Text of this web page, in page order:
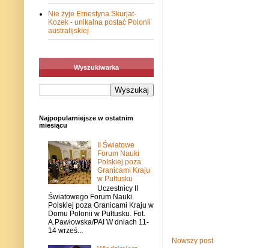
Nowszy post
Nie żyje Ernestyna Skurjat-
Kozek - unikalna postać Polonii
australijskiej
Wyszukiwarka
Najpopularniejsze w ostatnim
miesiącu
II Światowe
Forum Nauki
Polskiej poza
Granicami Kraju
w Pułtusku
Uczestnicy II
Światowego Forum Nauki
Polskiej poza Granicami Kraju w
Domu Polonii w Pułtusku. Fot.
A.Pawłowska/PAI W dniach 11-
14 wrześ...